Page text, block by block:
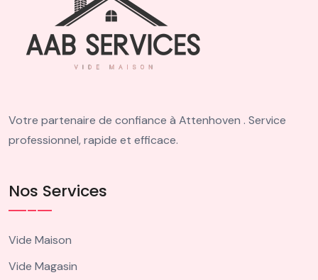
Votre partenaire de confiance à Attenhoven . Service
professionnel, rapide et efficace.
Nos Services
Vide Maison
Vide Magasin